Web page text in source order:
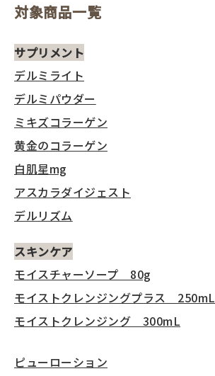
対象商品一覧
サプリメント
デルミライト
デルミパウダー
ミキズコラーゲン
黄金のコラーゲン
白肌星mg
アスカラダイジェスト
デルリズム
スキンケア
モイスチャーソープ 80g
モイストクレンジングプラス 250mL
モイストクレンジング 300mL
ピューローション